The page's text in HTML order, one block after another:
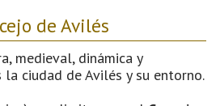
de Avilés
medieval, dinámica y
ciudad de Avilés y su entorno.